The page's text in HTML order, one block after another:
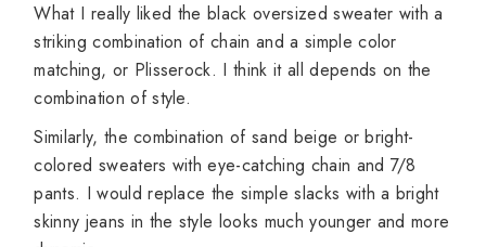
What I really liked the black oversized sweater with a
striking combination of chain and a simple color
matching, or Plisserock. I think it all depends on the
combination of style.
Similarly, the combination of sand beige or bright-
colored sweaters with eye-catching chain and 7/8
pants. I would replace the simple slacks with a bright
skinny jeans in the style looks much younger and more